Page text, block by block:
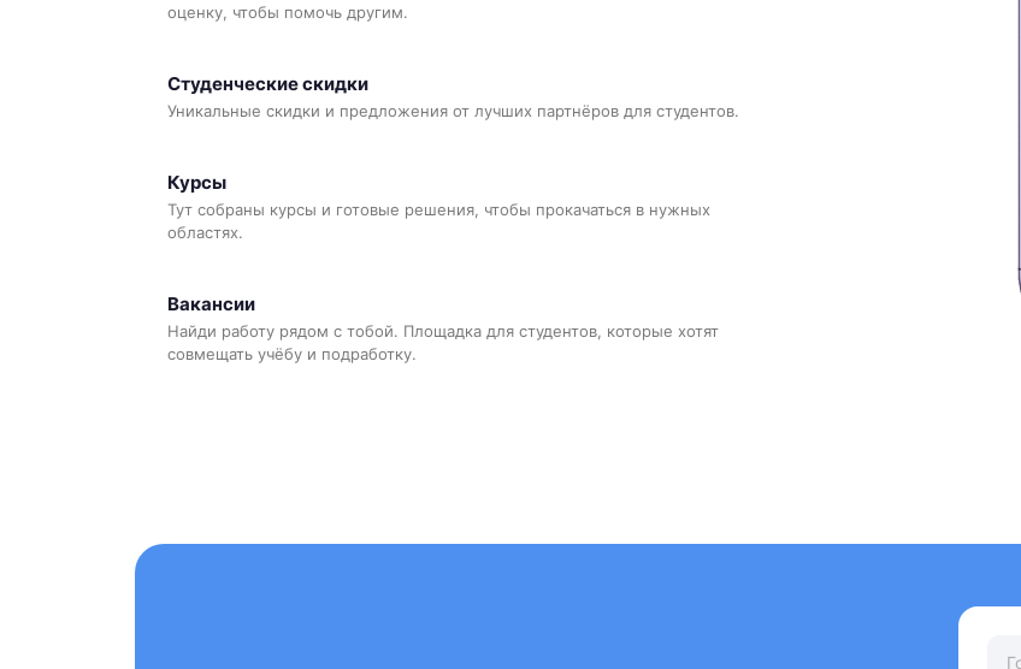
оценку, чтобы помочь другим.
Студенческие скидки
Уникальные скидки и предложения от лучших партнёров для студентов.
Курсы
Тут собраны курсы и готовые решения, чтобы прокачаться в нужных
областях.
Вакансии
Найди работу рядом с тобой. Площадка для студентов, которые хотят
совмещать учёбу и подработку.